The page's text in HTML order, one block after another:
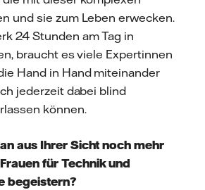
und sie zum Leben erwecken.
24 Stunden am Tag in
braucht es viele Expertinnen
Hand in Hand miteinander
jederzeit dabei blind
können.
aus Ihrer Sicht noch mehr
für Technik und
begeistern?